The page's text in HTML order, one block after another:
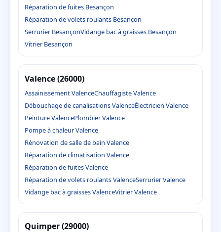
Réparation de fuites Besançon
Réparation de volets roulants Besançon
Serrurier BesançonVidange bac à graisses Besançon
Vitrier Besançon
Valence (26000)
Assainissement ValenceChauffagiste Valence
Débouchage de canalisations ValenceÉlectricien Valence
Peinture ValencePlombier Valence
Pompe à chaleur Valence
Rénovation de salle de bain Valence
Réparation de climatisation Valence
Réparation de fuites Valence
Réparation de volets roulants ValenceSerrurier Valence
Vidange bac à graisses ValenceVitrier Valence
Quimper (29000)